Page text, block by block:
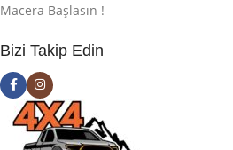
Macera Başlasın !
Bizi Takip Edin